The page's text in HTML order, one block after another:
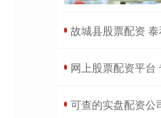
故城县股票配资 泰
网上股票配资平台 专
可查的实盘配资公司 解